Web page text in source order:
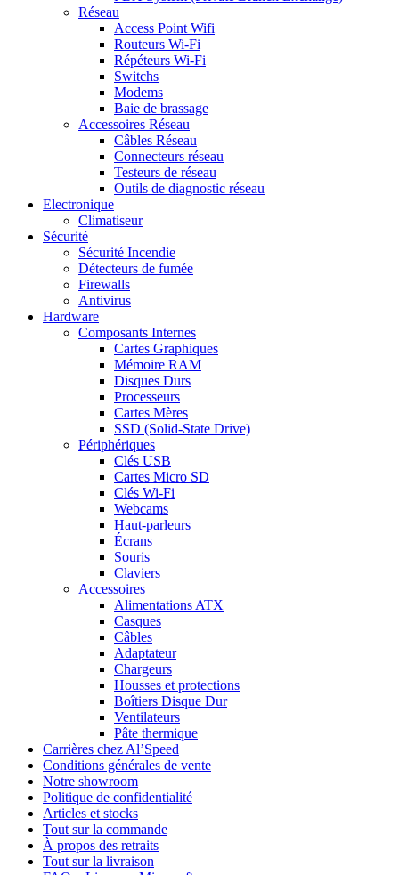
Réseau
Access Point Wifi
Routeurs Wi-Fi
Répéteurs Wi-Fi
Switchs
Modems
Baie de brassage
Accessoires Réseau
Câbles Réseau
Connecteurs réseau
Testeurs de réseau
Outils de diagnostic réseau
Electronique
Climatiseur
Sécurité
Sécurité Incendie
Détecteurs de fumée
Firewalls
Antivirus
Hardware
Composants Internes
Cartes Graphiques
Mémoire RAM
Disques Durs
Processeurs
Cartes Mères
SSD (Solid-State Drive)
Périphériques
Clés USB
Cartes Micro SD
Clés Wi-Fi
Webcams
Haut-parleurs
Écrans
Souris
Claviers
Accessoires
Alimentations ATX
Casques
Câbles
Adaptateur
Chargeurs
Housses et protections
Boîtiers Disque Dur
Ventilateurs
Pâte thermique
Carrières chez Al’Speed
Conditions générales de vente
Notre showroom
Politique de confidentialité
Articles et stocks
Tout sur la commande
À propos des retraits
Tout sur la livraison